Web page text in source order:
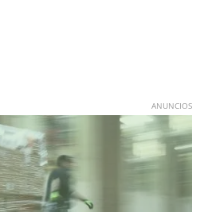
ANUNCIOS